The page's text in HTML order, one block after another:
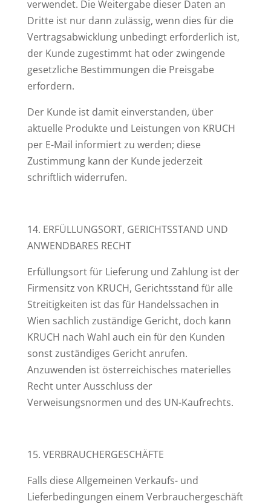
verwendet. Die Weitergabe dieser Daten an
Dritte ist nur dann zulässig, wenn dies für die
Vertragsabwicklung unbedingt erforderlich ist,
der Kunde zugestimmt hat oder zwingende
gesetzliche Bestimmungen die Preisgabe
erfordern.
Der Kunde ist damit einverstanden, über
aktuelle Produkte und Leistungen von KRUCH
per E-Mail informiert zu werden; diese
Zustimmung kann der Kunde jederzeit
schriftlich widerrufen.
14. ERFÜLLUNGSORT, GERICHTSSTAND UND
ANWENDBARES RECHT
Erfüllungsort für Lieferung und Zahlung ist der
Firmensitz von KRUCH, Gerichtsstand für alle
Streitigkeiten ist das für Handelssachen in
Wien sachlich zuständige Gericht, doch kann
KRUCH nach Wahl auch ein für den Kunden
sonst zuständiges Gericht anrufen.
Anzuwenden ist österreichisches materielles
Recht unter Ausschluss der
Verweisungsnormen und des UN-Kaufrechts.
15. VERBRAUCHERGESCHÄFTE
Falls diese Allgemeinen Verkaufs- und
Lieferbedingungen einem Verbrauchergeschäft